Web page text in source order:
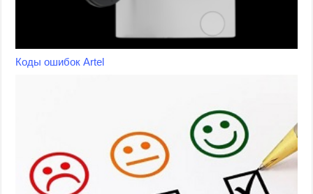
Коды ошибок Artel